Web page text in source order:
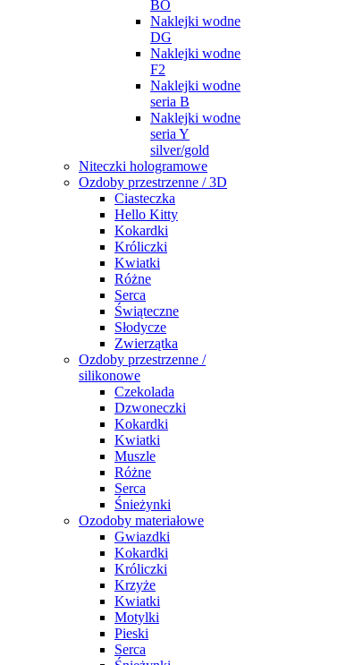
BO
Naklejki wodne
DG
Naklejki wodne
F2
Naklejki wodne
seria B
Naklejki wodne
seria Y
silver/gold
Niteczki hologramowe
Ozdoby przestrzenne / 3D
Ciasteczka
Hello Kitty
Kokardki
Króliczki
Kwiatki
Różne
Serca
Świąteczne
Słodycze
Zwierzątka
Ozdoby przestrzenne /
silikonowe
Czekolada
Dzwoneczki
Kokardki
Kwiatki
Muszle
Różne
Serca
Śnieżynki
Ozodoby materiałowe
Gwiazdki
Kokardki
Króliczki
Krzyże
Kwiatki
Motylki
Pieski
Serca